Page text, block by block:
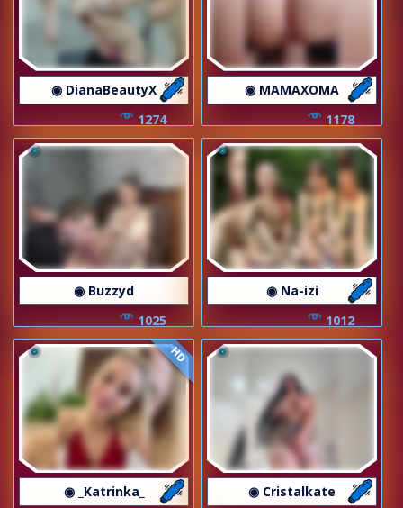
◉ DianaBeautyX
1274
◉ MAMAXOMA
1178
◉ Buzzyd
1025
◉ Na-izi
1012
HD
◉ _Katrinka_
◉ Cristalkate